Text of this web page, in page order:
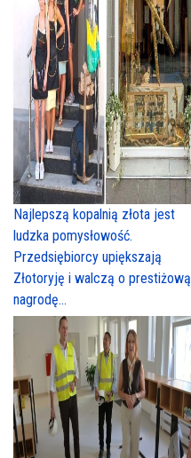
Najlepszą kopalnią złota jest
ludzka pomysłowość.
Przedsiębiorcy upiększają
Złotoryję i walczą o prestiżową
nagrodę...